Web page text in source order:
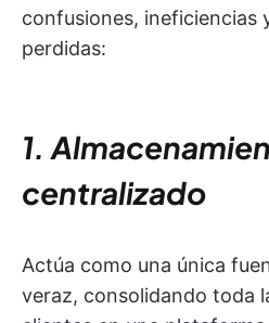
confusiones, ineficiencias
perdidas:
1.
centralizado
Actúa como una única
veraz, consolidando toda